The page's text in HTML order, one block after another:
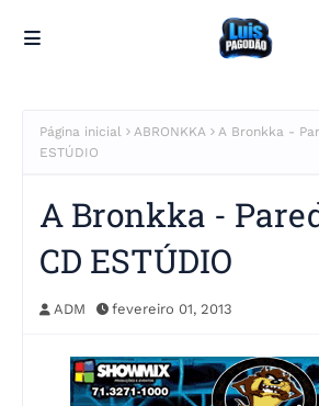
Página inicial ABRONKKA
A Bronkka -
ESTÚDIO
A Bronkka -
CD ESTÚDIO
ADM fevereiro 01, 2013